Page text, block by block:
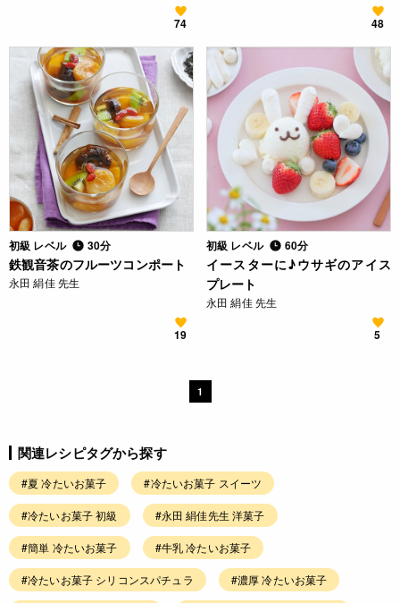
74 48
初級 レベル 30分
鉄観音茶のフルーツコンポート
永田 絹佳 先生
19
初級 レベル 60分
イースターに♪ウサギのアイス
プレート
永田 絹佳 先生
5
1
関連レシピタグから探す
#夏 冷たいお菓子 #冷たいお菓子 スイーツ
#冷たいお菓子 初級 #永田 絹佳先生 洋菓子
#簡単 冷たいお菓子 #牛乳 冷たいお菓子
#冷たいお菓子 シリコンスパチュラ #濃厚 冷たいお菓子